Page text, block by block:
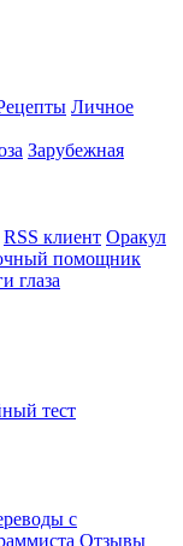
Личное
Зарубежная
RSS клиент Оракул
помощник
глаза
тест
с
Отзывы